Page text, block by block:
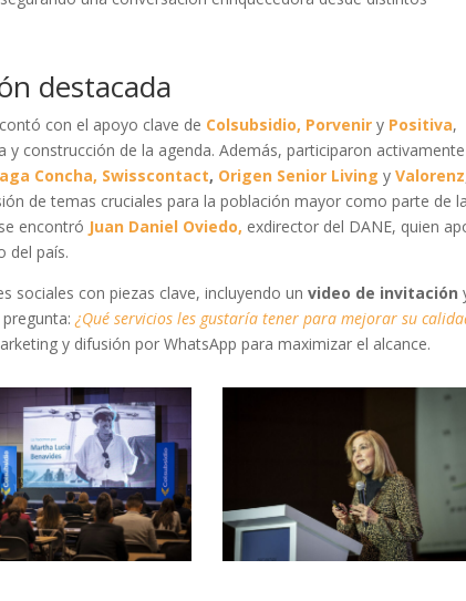
destacada
con el apoyo clave de Colsubsidio, Porvenir y Positiva,
construcción de la agenda. Además, participaron
Concha, Swisscontact, Origen Senior Living y Valorenz
de temas cruciales para la población mayor como parte de
encontró Juan Daniel Oviedo, exdirector del DANE, quien
del país.
sociales con piezas clave, incluyendo unvideo de invitación
¿Qué servicios les gustaría tener para mejorar su
y difusión por WhatsApp para maximizar el alcance.